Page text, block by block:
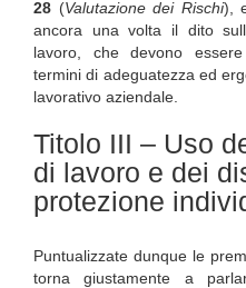
28 (Valutazione dei Rischi),
ancora una volta il dito
lavoro, che devono
termini di adeguatezza ed
lavorativo aziendale.
Titolo III – Uso
di lavoro e dei
protezione
Puntualizzate dunque le
torna giustamente a